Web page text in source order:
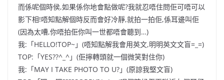
而係呢個時侯,如果係你地會點做呢?我就忍唔住問佢可唔可以
影下相!唔知點解個時反而會好冷靜,就拍一拍佢,係耳邊叫佢
(因為太嘈,你唔拍佢你叫一世都唔會聽到…)
我:「HELLO!TOP~」(唔知點解我會用英文,明明英文文盲=_=)
TOP:「YES??^_^」(佢擰轉頭就一個微笑對住你)
我:「MAY I TAKE PHOTO TO U?」(原諒我堅文盲)